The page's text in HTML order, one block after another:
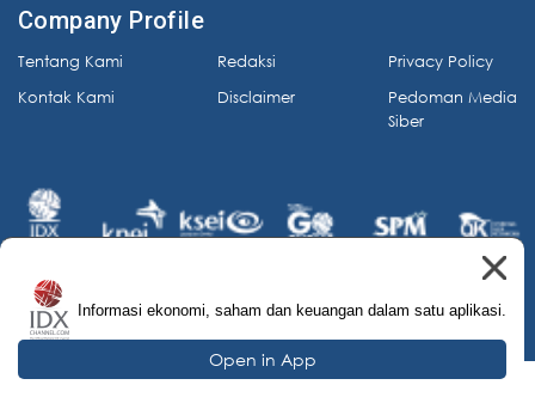
Company Profile
Tentang Kami
Kontak Kami
Redaksi
Disclaimer
Privacy Policy
Pedoman Media
Siber
© 2026 IDX Channel. All Rights Reserved.
Informasi ekonomi, saham dan keuangan dalam satu aplikasi.
Open in App